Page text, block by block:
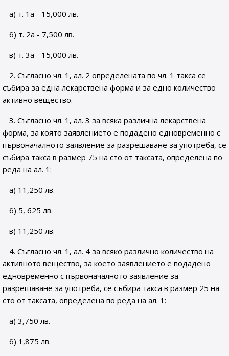
а) т. 1а - 15,000 лв.
б) т. 2а - 7,500 лв.
в) т. 3а - 15,000 лв.
2. Съгласно чл. 1, ал. 2 определената по чл. 1 такса се
събира за една лекарствена форма и за едно количество
активно вещество.
3. Съгласно чл. 1, ал. 3 за всяка различна лекарствена
форма, за която заявлението е подадено едновременно с
първоначалното заявление за разрешаване за употреба, се
събира такса в размер 75 на сто от таксата, определена по
реда на ал. 1:
а) 11,250 лв.
б) 5, 625 лв.
в) 11,250 лв.
4. Съгласно чл. 1, ал. 4 за всяко различно количество на
активното вещество, за което заявлението е подадено
едновременно с първоначалното заявление за
разрешаване за употреба, се събира такса в размер 25 на
сто от таксата, определена по реда на ал. 1:
а) 3,750 лв.
б) 1,875 лв.